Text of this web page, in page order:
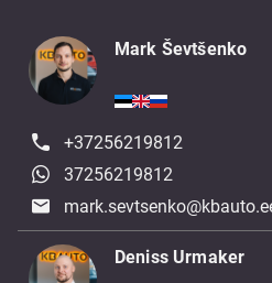
Mark Ševtšenko
+37256219812
37256219812
Deniss Urmaker